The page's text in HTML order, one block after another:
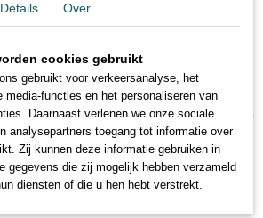
10, afhankelijk van de levering)
G6 SFF (Intel Core i5-9500T, 9e generatie)
een nog nieuwere generatie zoekt, is de HP
Intel Core i5-9500T ideaal. Perfect voor
Details Over
cookies gebruikt
gebruikt voor verkeersanalyse, het
media-functies en het personaliseren van
Daarnaast verlenen we onze sociale
analysepartners toegang tot informatie over
Zij kunnen deze informatie gebruiken in
gegevens die zij mogelijk hebben verzameld
diensten of die u hen hebt verstrekt.